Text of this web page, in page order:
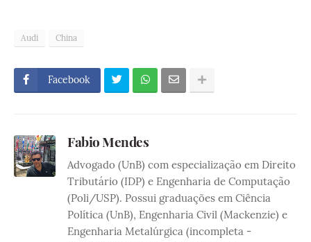
Audi China
Facebook
Fabio Mendes
Advogado (UnB) com especialização em Direito
Tributário (IDP) e Engenharia de Computação
(Poli/USP). Possui graduações em Ciência
Política (UnB), Engenharia Civil (Mackenzie) e
Engenharia Metalúrgica (incompleta -